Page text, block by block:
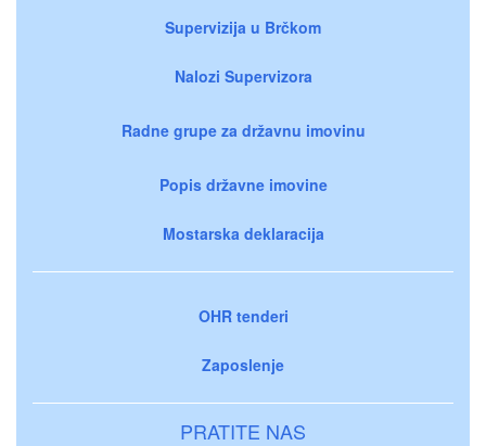
Supervizija u Brčkom
Nalozi Supervizora
Radne grupe za državnu imovinu
Popis državne imovine
Mostarska deklaracija
OHR tenderi
Zaposlenje
PRATITE NAS